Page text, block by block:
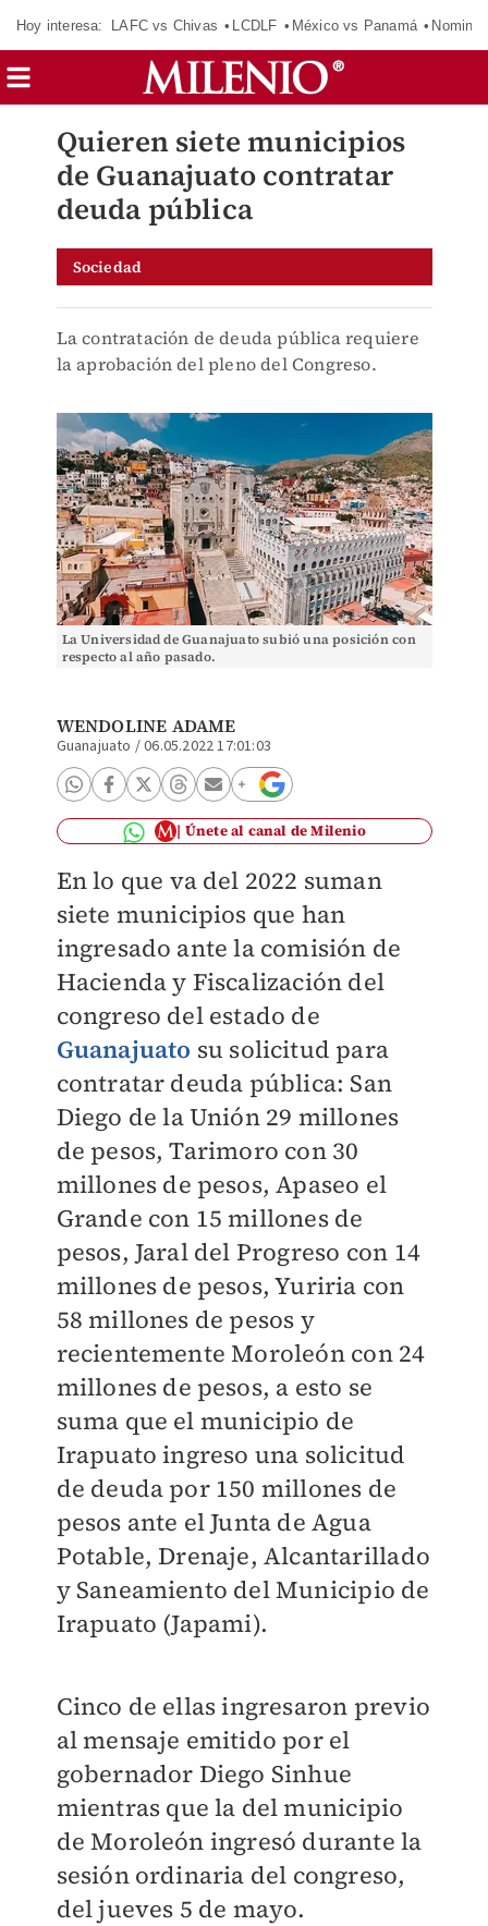
Hoy interesa: LAFC vs Chivas LCDLF México vs Panamá
Quieren siete municipios
de Guanajuato contratar
deuda pública
Sociedad
La contratación de deuda pública requiere
la aprobación del pleno del Congreso.
La Universidad de Guanajuato subió una posición con
respecto al año pasado.
WENDOLINE ADAME
Guanajuato /06.05.2022 17:01:03
Únete al canal de Milenio
En lo que va del 2022 suman
siete municipios que han
ingresado ante la comisión de
Hacienda y Fiscalización del
congreso del estado de
Guanajuato su solicitud para
contratar deuda pública: San
Diego de la Unión 29 millones
de pesos, Tarimoro con 30
millones de pesos, Apaseo el
Grande con 15 millones de
pesos, Jaral del Progreso con 14
millones de pesos, Yuriria con
58 millones de pesos y
recientemente Moroleón con 24
millones de pesos, a esto se
suma que el municipio de
Irapuato ingreso una solicitud
de deuda por 150 millones de
pesos ante el Junta de Agua
Potable, Drenaje, Alcantarillado
y Saneamiento del Municipio de
Irapuato (Japami).
Cinco de ellas ingresaron previo
al mensaje emitido por el
gobernador Diego Sinhue
mientras que la del municipio
de Moroleón ingresó durante la
sesión ordinaria del congreso,
del jueves 5 de mayo.